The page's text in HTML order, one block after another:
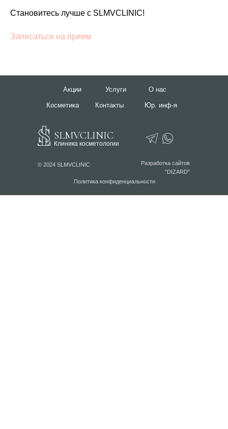
Становитесь лучше с SLMVCLINIC!
Записаться на прием
Услуги О нас
SLMVCLINIC
Клиника косметологии
Юр. инф-я
Косметика Контакты
© 2024 SLMVCLINIC
Политика конфиденциальности
Разработка сайтов
"DIZARD"
Акции